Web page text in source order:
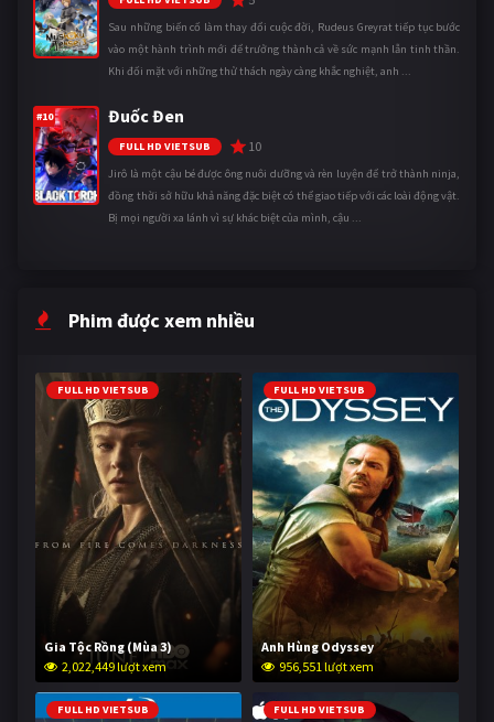
Sau những biến cố làm thay đổi cuộc đời, Rudeus Greyrat tiếp tục bước
vào một hành trình mới để trưởng thành cả về sức mạnh lẫn tinh thần.
Khi đối mặt với những thử thách ngày càng khắc nghiệt, anh ...
#10 Đuốc Đen
FULL HD VIETSUB 10
Jirô là một cậu bé được ông nuôi dưỡng và rèn luyện để trở thành ninja,
đồng thời sở hữu khả năng đặc biệt có thể giao tiếp với các loài động vật.
Bị mọi người xa lánh vì sự khác biệt của mình, cậu ...
Phim được xem nhiều
FULL HD VIETSUB
Gia Tộc Rồng (Mùa 3)
2,022,449 lượt xem
FULL HD VIETSUB
Anh Hùng Odyssey
956,551 lượt xem
FULL HD VIETSUB FULL HD VIETSUB